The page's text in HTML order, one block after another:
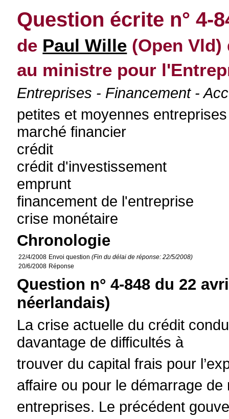
Question écrite n° 4-
de Paul Wille (Open Vld)
au ministre pour
Entreprises - Financement -
petites et moyennes entreprises
marché financier
crédit
crédit d'investissement
emprunt
financement de l'entreprise
crise monétaire
Chronologie
22/4/2008 Envoi question(Fin du délai de réponse: 22/5/2008)
20/6/2008 Réponse
Question n° 4-848 du 22
néerlandais)
La crise actuelle du crédit
davantage de difficultés à
trouver du capital frais pour
affaire ou pour le démarrage de
entreprises. Le précédent